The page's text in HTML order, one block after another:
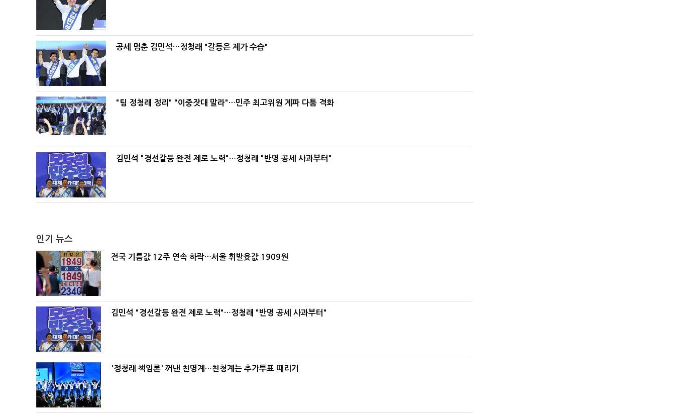
공세 멈춘 김민석…정청래 "갈등은 제가 수습"
"팀 정청래 정리" "이중잣대 말라"…민주 최고위원 계파 다툼 격화
김민석 "경선갈등 완전 제로 노력"…정청래 "반명 공세 사과부터"
인기 뉴스
전국 기름값 12주 연속 하락…서울 휘발윳값 1909원
김민석 "경선갈등 완전 제로 노력"…정청래 "반명 공세 사과부터"
'정청래 책임론' 꺼낸 친명계…친청계는 추가투표 때리기